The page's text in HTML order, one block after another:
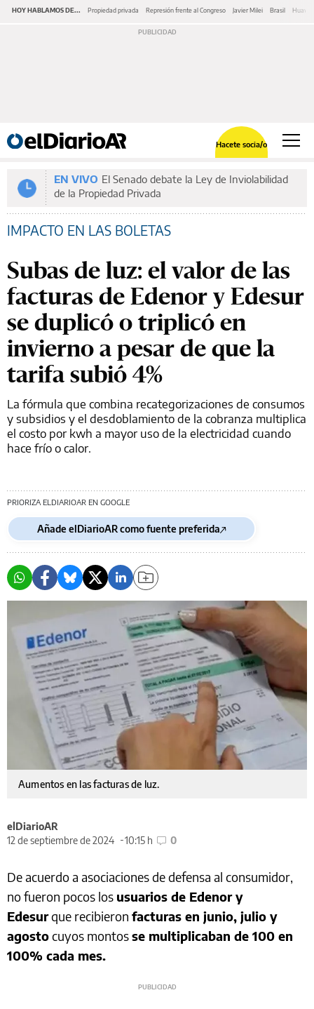
HOY HABLAMOS DE... Propiedad privada Represión frente al Congreso Javier Milei Brasil Huawei
Hacete socia/o
EN VIVO El Senado debate la Ley de Inviolabilidad
de la Propiedad Privada
IMPACTO EN LAS BOLETAS
Subas de luz: el valor de las
facturas de Edenor y Edesur
se duplicó o triplicó en
invierno a pesar de que la
tarifa subió 4%
La fórmula que combina recategorizaciones de consumos
y subsidios y el desdoblamiento de la cobranza multiplica
el costo por kwh a mayor uso de la electricidad cuando
hace frío o calor.
PRIORIZA ELDIARIOAR EN GOOGLE
Añade elDiarioAR como fuente preferida
Aumentos en las facturas de luz.
elDiarioAR
12 de septiembre de 2024
10:15 h 0
De acuerdo a asociaciones de defensa al consumidor,
no fueron pocos los usuarios de Edenor y
Edesurque recibieron facturas en junio, julio y
agostocuyos montosse multiplicaban de 100 en
100% cada mes.